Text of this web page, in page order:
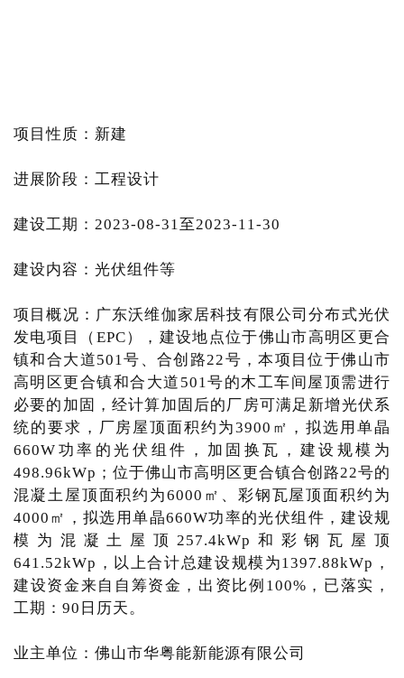
项目性质：新建
进展阶段：工程设计
建设工期：2023-08-31至2023-11-30
建设内容：光伏组件等
项目概况：广东沃维伽家居科技有限公司分布式光伏
发电项目（EPC），建设地点位于佛山市高明区更合
镇和合大道501号、合创路22号，本项目位于佛山市
高明区更合镇和合大道501号的木工车间屋顶需进行
必要的加固，经计算加固后的厂房可满足新增光伏系
统的要求，厂房屋顶面积约为3900㎡，拟选用单晶
660W功率的光伏组件，加固换瓦，建设规模为
498.96kWp；位于佛山市高明区更合镇合创路22号的
混凝土屋顶面积约为6000㎡、彩钢瓦屋顶面积约为
4000㎡，拟选用单晶660W功率的光伏组件，建设规
模为混凝土屋顶257.4kWp和彩钢瓦屋顶
641.52kWp，以上合计总建设规模为1397.88kWp，
建设资金来自自筹资金，出资比例100%，已落实，
工期：90日历天。
业主单位：佛山市华粤能新能源有限公司